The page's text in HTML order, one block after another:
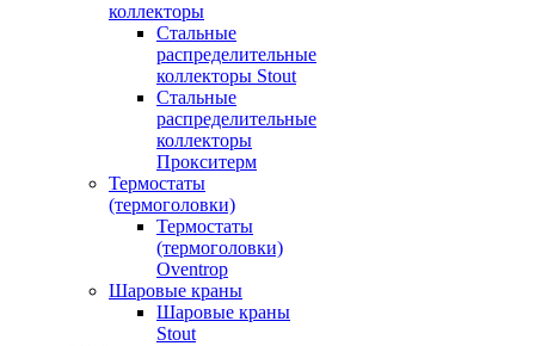
коллекторы
Стальные
распределительные
коллекторы Stout
Стальные
распределительные
коллекторы
Прокситерм
Термостаты
(термоголовки)
Термостаты
(термоголовки)
Oventrop
Шаровые краны
Шаровые краны
Stout